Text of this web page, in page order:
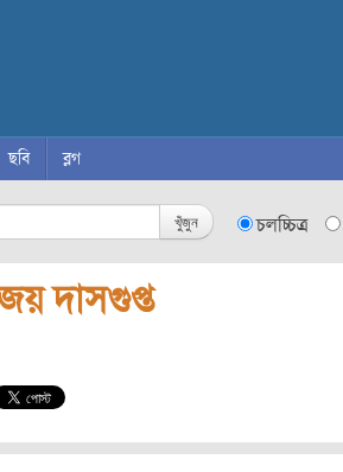
ছবি ব্লগ
খুঁজুন চলচ্চিত্র
দাসগুপ্ত